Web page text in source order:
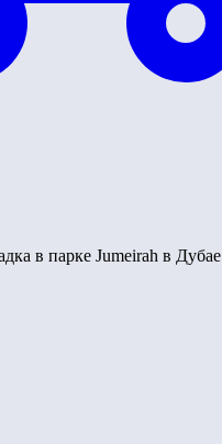
в парке Jumeirah в Дубае